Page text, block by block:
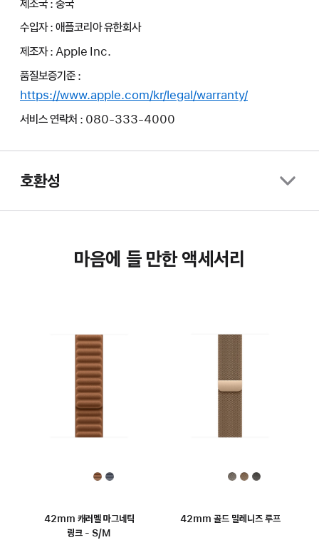
제조국 : 중국
수입자 : 애플코리아 유한회사
제조자 : Apple Inc.
품질보증기준 :
https://www.apple.com/kr/legal/warranty/
서비스 연락처 : 080-333-4000
호환성
마음에 들 만한 액세서리
42mm 캐러멜 마그네틱
링크 - S/M
42mm 골드 밀레니즈 루프